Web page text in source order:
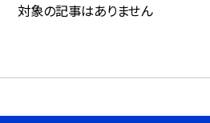
対象の記事はありません